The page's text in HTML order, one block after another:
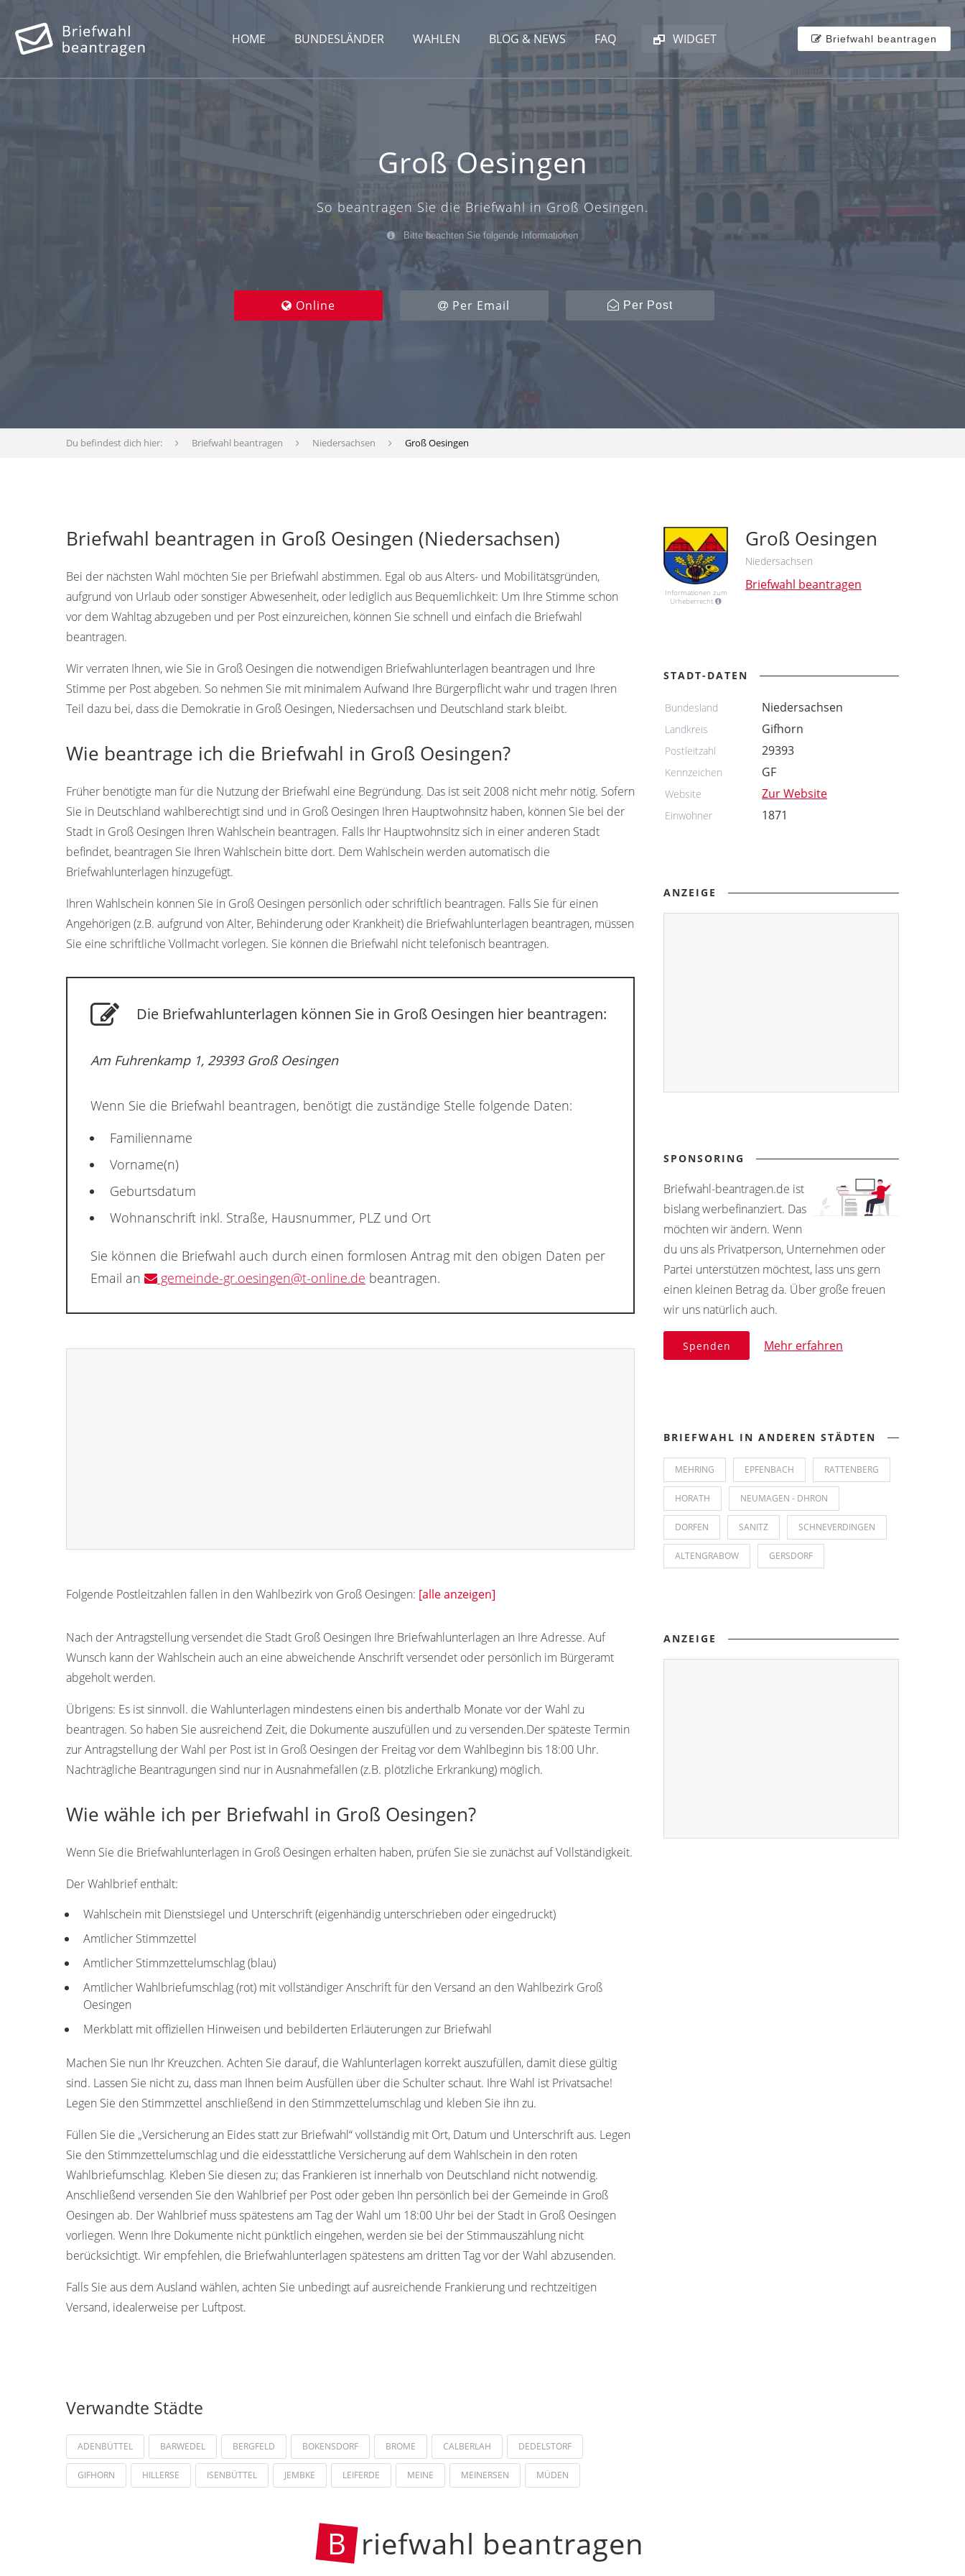
HOME BUNDESLÄNDER WAHLEN BLOG & NEWS FAQ WIDGET Briefwahl beantragen
Groß Oesingen
So beantragen Sie die Briefwahl in Groß Oesingen.
Bitte beachten Sie folgende Informationen
Online Per Email Per Post
Du befindest dich hier: Briefwahl beantragen Niedersachsen Groß Oesingen
Briefwahl beantragen in Groß Oesingen (Niedersachsen)
Bei der nächsten Wahl möchten Sie per Briefwahl abstimmen. Egal ob aus Alters- und Mobilitätsgründen,
aufgrund von Urlaub oder sonstiger Abwesenheit, oder lediglich aus Bequemlichkeit: Um Ihre Stimme schon
vor dem Wahltag abzugeben und per Post einzureichen, können Sie schnell und einfach die Briefwahl
beantragen.
Wir verraten Ihnen, wie Sie in Groß Oesingen die notwendigen Briefwahlunterlagen beantragen und Ihre
Stimme per Post abgeben. So nehmen Sie mit minimalem Aufwand Ihre Bürgerpflicht wahr und tragen Ihren
Teil dazu bei, dass die Demokratie in Groß Oesingen, Niedersachsen und Deutschland stark bleibt.
Wie beantrage ich die Briefwahl in Groß Oesingen?
Früher benötigte man für die Nutzung der Briefwahl eine Begründung. Das ist seit 2008 nicht mehr nötig. Sofern
Sie in Deutschland wahlberechtigt sind und in Groß Oesingen Ihren Hauptwohnsitz haben, können Sie bei der
Stadt in Groß Oesingen Ihren Wahlschein beantragen. Falls Ihr Hauptwohnsitz sich in einer anderen Stadt
befindet, beantragen Sie Ihren Wahlschein bitte dort. Dem Wahlschein werden automatisch die
Briefwahlunterlagen hinzugefügt.
Ihren Wahlschein können Sie in Groß Oesingen persönlich oder schriftlich beantragen. Falls Sie für einen
Angehörigen (z.B. aufgrund von Alter, Behinderung oder Krankheit) die Briefwahlunterlagen beantragen, müssen
Sie eine schriftliche Vollmacht vorlegen. Sie können die Briefwahl nicht telefonisch beantragen.
Die Briefwahlunterlagen können Sie in Groß Oesingen hier beantragen:
Am Fuhrenkamp 1, 29393 Groß Oesingen
Wenn Sie die Briefwahl beantragen, benötigt die zuständige Stelle folgende Daten:
Familienname
Vorname(n)
Geburtsdatum
Wohnanschrift inkl. Straße, Hausnummer, PLZ und Ort
Sie können die Briefwahl auch durch einen formlosen Antrag mit den obigen Daten per
Email an
gemeinde-gr.oesingen@t-online.de beantragen.
Folgende Postleitzahlen fallen in den Wahlbezirk von Groß Oesingen: [alle anzeigen]
Nach der Antragstellung versendet die Stadt Groß Oesingen Ihre Briefwahlunterlagen an Ihre Adresse. Auf
Wunsch kann der Wahlschein auch an eine abweichende Anschrift versendet oder persönlich im Bürgeramt
abgeholt werden.
Übrigens: Es ist sinnvoll. die Wahlunterlagen mindestens einen bis anderthalb Monate vor der Wahl zu
beantragen. So haben Sie ausreichend Zeit, die Dokumente auszufüllen und zu versenden.Der späteste Termin
zur Antragstellung der Wahl per Post ist in Groß Oesingen der Freitag vor dem Wahlbeginn bis 18:00 Uhr.
Nachträgliche Beantragungen sind nur in Ausnahmefällen (z.B. plötzliche Erkrankung) möglich.
Wie wähle ich per Briefwahl in Groß Oesingen?
Wenn Sie die Briefwahlunterlagen in Groß Oesingen erhalten haben, prüfen Sie sie zunächst auf Vollständigkeit.
Der Wahlbrief enthält:
Wahlschein mit Dienstsiegel und Unterschrift (eigenhändig unterschrieben oder eingedruckt)
Amtlicher Stimmzettel
Amtlicher Stimmzettelumschlag (blau)
Amtlicher Wahlbriefumschlag (rot) mit vollständiger Anschrift für den Versand an den Wahlbezirk Groß
Oesingen
Merkblatt mit offiziellen Hinweisen und bebilderten Erläuterungen zur Briefwahl
Machen Sie nun Ihr Kreuzchen. Achten Sie darauf, die Wahlunterlagen korrekt auszufüllen, damit diese gültig
sind. Lassen Sie nicht zu, dass man Ihnen beim Ausfüllen über die Schulter schaut. Ihre Wahl ist Privatsache!
Legen Sie den Stimmzettel anschließend in den Stimmzettelumschlag und kleben Sie ihn zu.
Füllen Sie die „Versicherung an Eides statt zur Briefwahl“ vollständig mit Ort, Datum und Unterschrift aus. Legen
Sie den Stimmzettelumschlag und die eidesstattliche Versicherung auf dem Wahlschein in den roten
Wahlbriefumschlag. Kleben Sie diesen zu; das Frankieren ist innerhalb von Deutschland nicht notwendig.
Anschließend versenden Sie den Wahlbrief per Post oder geben Ihn persönlich bei der Gemeinde in Groß
Oesingen ab. Der Wahlbrief muss spätestens am Tag der Wahl um 18:00 Uhr bei der Stadt in Groß Oesingen
vorliegen. Wenn Ihre Dokumente nicht pünktlich eingehen, werden sie bei der Stimmauszählung nicht
berücksichtigt. Wir empfehlen, die Briefwahlunterlagen spätestens am dritten Tag vor der Wahl abzusenden.
Falls Sie aus dem Ausland wählen, achten Sie unbedingt auf ausreichende Frankierung und rechtzeitigen
Versand, idealerweise per Luftpost.
Verwandte Städte
ADENBÜTTEL BARWEDEL BERGFELD BOKENSDORF BROME CALBERLAH DEDELSTORF
GIFHORN HILLERSE ISENBÜTTEL JEMBKE LEIFERDE MEINE MEINERSEN MÜDEN
Informationen zum
Urheberrecht
Groß Oesingen
Niedersachsen
Briefwahl beantragen
STADT-DATEN
Bundesland Niedersachsen
Landkreis Gifhorn
Postleitzahl 29393
Kennzeichen GF
Website Zur Website
Einwohner 1871
ANZEIGE
SPONSORING
Briefwahl-beantragen.de ist
bislang werbefinanziert. Das
möchten wir ändern. Wenn
du uns als Privatperson, Unternehmen oder
Partei unterstützen möchtest, lass uns gern
einen kleinen Betrag da. Über große freuen
wir uns natürlich auch.
Spenden Mehr erfahren
BRIEFWAHL IN ANDEREN STÄDTEN
MEHRING EPFENBACH RATTENBERG
HORATH NEUMAGEN - DHRON
DORFEN SANITZ SCHNEVERDINGEN
ALTENGRABOW GERSDORF
ANZEIGE
B riefwahl beantragen